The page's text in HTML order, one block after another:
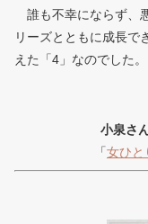
誰も不幸にならず、
リーズとともに成長で
えた「4」なのでした。
小泉さ
「女ひと